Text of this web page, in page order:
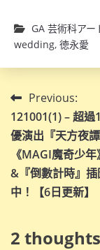
GA 芸術科ア
wedding, 徳永愛
文
章
導
覽
Previous:
121001(1) – 超過
優演出『天方夜
《MAGI魔奇少
&『倒數計時』插
中！【6日更新】
2